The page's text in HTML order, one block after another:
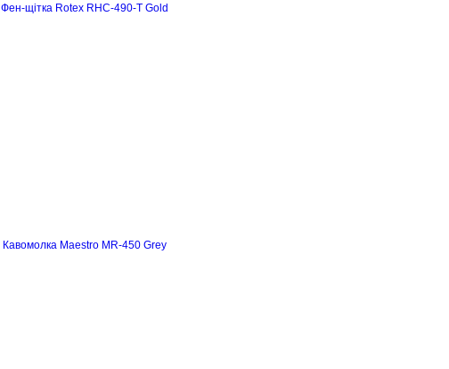
Фен-щітка Rotex RHC-490-T Gold
Кавомолка Maestro MR-450 Grey